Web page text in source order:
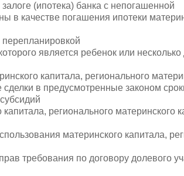
(ипотека) банка с непогашенной
в качестве погашения ипотеки
перепланировкой
является ребенок или несколько
капитала, регионального
в предусмотренные законом
регионального материнского
материнского капитала,
требования по договору долевого